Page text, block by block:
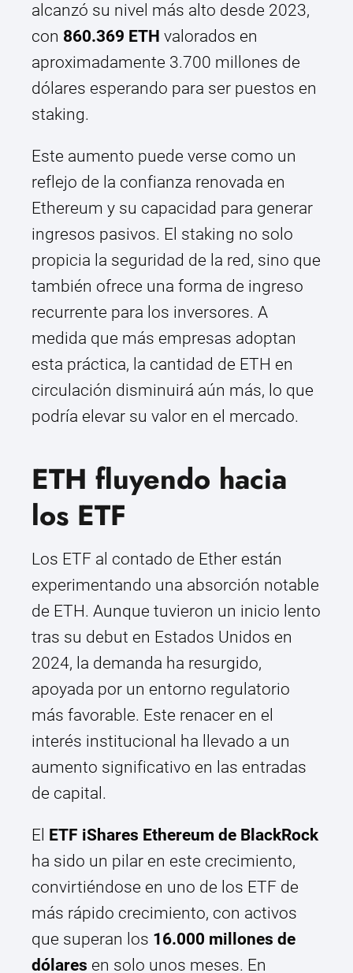
alcanzó su nivel más alto desde 2023,
con 860.369 ETH valorados en
aproximadamente 3.700 millones de
dólares esperando para ser puestos en
staking.
Este aumento puede verse como un
reflejo de la confianza renovada en
Ethereum y su capacidad para generar
ingresos pasivos. El staking no solo
propicia la seguridad de la red, sino que
también ofrece una forma de ingreso
recurrente para los inversores. A
medida que más empresas adoptan
esta práctica, la cantidad de ETH en
circulación disminuirá aún más, lo que
podría elevar su valor en el mercado.
ETH fluyendo hacia
los ETF
Los ETF al contado de Ether están
experimentando una absorción notable
de ETH. Aunque tuvieron un inicio lento
tras su debut en Estados Unidos en
2024, la demanda ha resurgido,
apoyada por un entorno regulatorio
más favorable. Este renacer en el
interés institucional ha llevado a un
aumento significativo en las entradas
de capital.
El ETF iShares Ethereum de BlackRock
ha sido un pilar en este crecimiento,
convirtiéndose en uno de los ETF de
más rápido crecimiento, con activos
que superan los 16.000 millones de
dólares en solo unos meses. En